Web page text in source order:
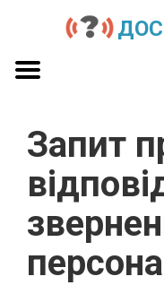
Запит